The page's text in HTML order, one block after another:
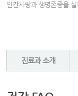
인간사랑과 생명존중을 실
진료과 소개